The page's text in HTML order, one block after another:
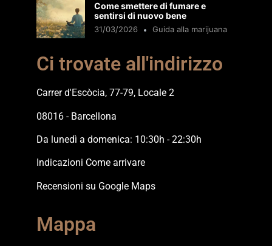
Come smettere di fumare e
sentirsi di nuovo bene
31/03/2026 Guida alla marijuana
Ci trovate all'indirizzo
Carrer d'Escòcia, 77-79, Locale 2
08016 - Barcellona
Da lunedì a domenica: 10:30h - 22:30h
Indicazioni Come arrivare
Recensioni su Google Maps
Mappa